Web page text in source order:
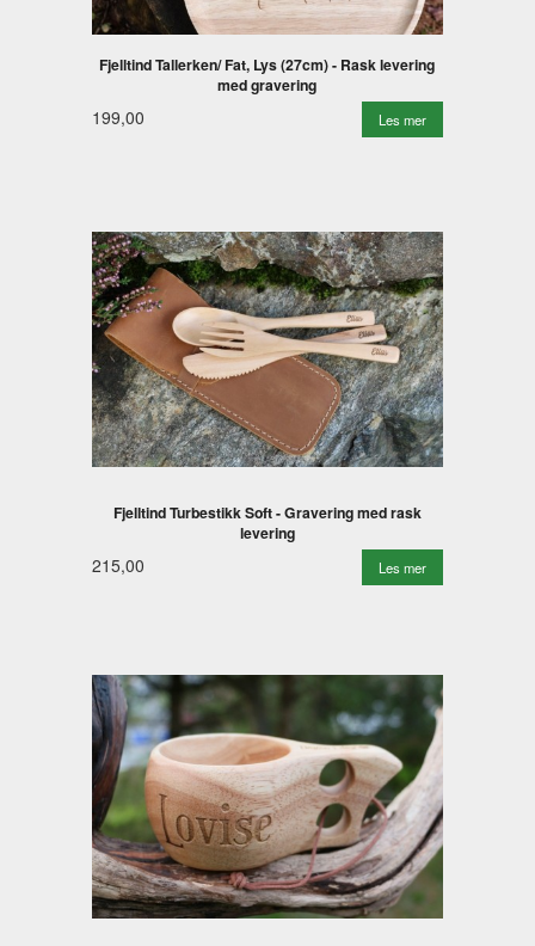
Fjelltind Tallerken/ Fat, Lys (27cm) - Rask levering
med gravering
199,00 Les mer
Fjelltind Turbestikk Soft - Gravering med rask
levering
215,00 Les mer